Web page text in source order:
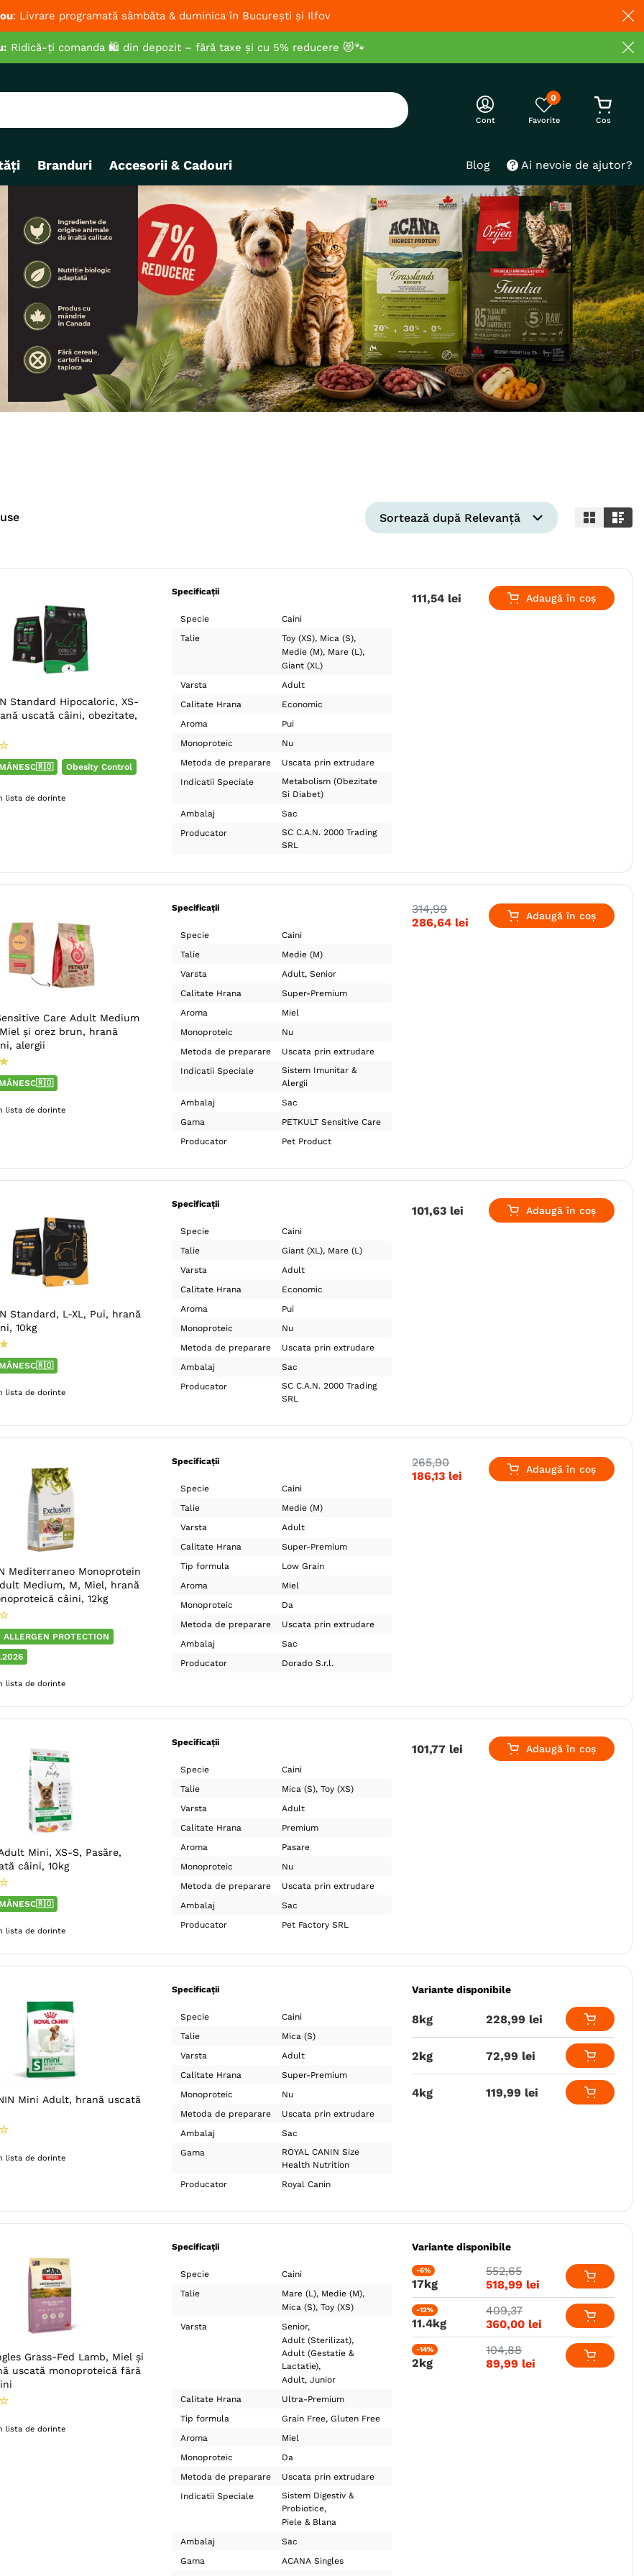
: Livrare programată sâmbăta & duminica în București și Ilfov
Ridică-ți comanda 🛍️ din depozit – fără taxe și cu 5% reducere 😻🐾
Cont
0
Branduri Accesorii & Cadouri Blog Ai nevoie de ajutor?
Sortează după Relevanță
Standard Hipocaloric, XS-
uscată câini, obezitate,
☆
Obesity Control
lista de dorinte
Specificații
Specie
Caini
Talie
Toy (XS) Mica (S)
Medie (M) Mare (L)
Giant (XL)
Varsta
Adult
Calitate Hrana
Economic
Aroma
Pui
Monoproteic
Nu
Metoda de preparare
Uscata prin extrudare
Indicatii Speciale
Metabolism (Obezitate
Si Diabet)
Ambalaj
Sac
Producator
SC C.A.N. 2000 Trading
SRL
111,54 lei Adaugă în coș
Care Adult Medium
și orez brun, hrană
alergii
★
lista de dorinte
Specificații
Specie
Caini
Talie
Medie (M)
Varsta
Adult Senior
Calitate Hrana
Super-Premium
Aroma
Miel
Monoproteic
Nu
Metoda de preparare
Uscata prin extrudare
Indicatii Speciale
Sistem Imunitar &
Alergii
Ambalaj
Sac
Gama
PETKULT Sensitive Care
Producator
Pet Product
314,99
286,64 lei Adaugă în coș
Standard, L-XL, Pui, hrană
10kg
★
lista de dorinte
Specificații
Specie
Caini
Talie
Giant (XL) Mare (L)
Varsta
Adult
Calitate Hrana
Economic
Aroma
Pui
Monoproteic
Nu
Metoda de preparare
Uscata prin extrudare
Ambalaj
Sac
Producator
SC C.A.N. 2000 Trading
SRL
101,63 lei Adaugă în coș
Mediterraneo Monoprotein
Medium, M, Miel, hrană
câini, 12kg
☆
ALLERGEN PROTECTION
lista de dorinte
Specificații
Specie
Caini
Talie
Medie (M)
Varsta
Adult
Calitate Hrana
Super-Premium
Tip formula
Low Grain
Aroma
Miel
Monoproteic
Da
Metoda de preparare
Uscata prin extrudare
Ambalaj
Sac
Producator
Dorado S.r.l.
265,90
186,13 lei Adaugă în coș
Mini, XS-S, Pasăre,
câini, 10kg
☆
lista de dorinte
Specificații
Specie
Caini
Talie
Mica (S) Toy (XS)
Varsta
Adult
Calitate Hrana
Premium
Aroma
Pasare
Monoproteic
Nu
Metoda de preparare
Uscata prin extrudare
Ambalaj
Sac
Producator
Pet Factory SRL
101,77 lei Adaugă în coș
Mini Adult, hrană uscată
☆
lista de dorinte
Specificații
Specie
Caini
Talie
Mica (S)
Varsta
Adult
Calitate Hrana
Super-Premium
Monoproteic
Nu
Metoda de preparare
Uscata prin extrudare
Ambalaj
Sac
Gama
ROYAL CANIN Size
Health Nutrition
Producator
Royal Canin
Variante disponibile
8kg 228,99 lei
2kg 72,99 lei
4kg 119,99 lei
Grass-Fed Lamb, Miel și
uscată monoproteică fără
☆
lista de dorinte
Specificații
Specie
Caini
Talie
Mare (L) Medie (M)
Mica (S) Toy (XS)
Varsta
Senior
Adult (Sterilizat)
Adult (Gestatie &
Lactatie)
Adult Junior
Calitate Hrana
Ultra-Premium
Tip formula
Grain Free Gluten Free
Aroma
Miel
Monoproteic
Da
Metoda de preparare
Uscata prin extrudare
Indicatii Speciale
Sistem Digestiv &
Probiotice
Piele & Blana
Ambalaj
Sac
Gama
ACANA Singles
Variante disponibile
-6%
17kg
552,65
518,99 lei
-12%
11.4kg
409,37
360,00 lei
-14%
2kg
104,88
89,99 lei